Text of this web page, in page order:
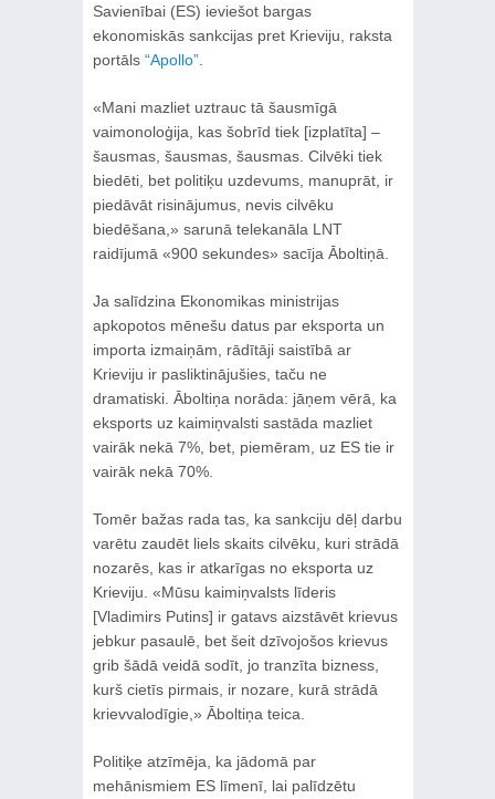
Savienībai (ES) ieviešot bargas
ekonomiskās sankcijas pret Krieviju, raksta
portāls “Apollo”.
«Mani mazliet uztrauc tā šausmīgā
vaimonoloģija, kas šobrīd tiek [izplatīta] –
šausmas, šausmas, šausmas. Cilvēki tiek
biedēti, bet politiķu uzdevums, manuprāt, ir
piedāvāt risinājumus, nevis cilvēku
biedēšana,» sarunā telekanāla LNT
raidījumā «900 sekundes» sacīja Āboltiņā.
Ja salīdzina Ekonomikas ministrijas
apkopotos mēnešu datus par eksporta un
importa izmaiņām, rādītāji saistībā ar
Krieviju ir pasliktinājušies, taču ne
dramatiski. Āboltiņa norāda: jāņem vērā, ka
eksports uz kaimiņvalsti sastāda mazliet
vairāk nekā 7%, bet, piemēram, uz ES tie ir
vairāk nekā 70%.
Tomēr bažas rada tas, ka sankciju dēļ darbu
varētu zaudēt liels skaits cilvēku, kuri strādā
nozarēs, kas ir atkarīgas no eksporta uz
Krieviju. «Mūsu kaimiņvalsts līderis
[Vladimirs Putins] ir gatavs aizstāvēt krievus
jebkur pasaulē, bet šeit dzīvojošos krievus
grib šādā veidā sodīt, jo tranzīta bizness,
kurš cietīs pirmais, ir nozare, kurā strādā
krievvalodīgie,» Āboltiņa teica.
Politiķe atzīmēja, ka jādomā par
mehānismiem ES līmenī, lai palīdzētu